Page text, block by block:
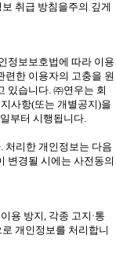
취급 방침을주의 깊게
정보보호법에 따라 이용
련한 이용자의 고충을 원
있습니다. ㈜연우는 회
사항(또는 개별공지)을
부터 시행됩니다.
처리한 개인정보는 다음
변경될 시에는 사전동의
용 방지, 각종 고지·통
개인정보를 처리합니